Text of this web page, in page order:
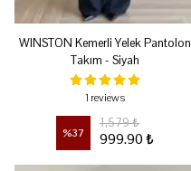
WINSTON Kemerli Yelek Pantolon
Takım - Siyah
1 reviews
%37
1,579 ₺
999.90 ₺